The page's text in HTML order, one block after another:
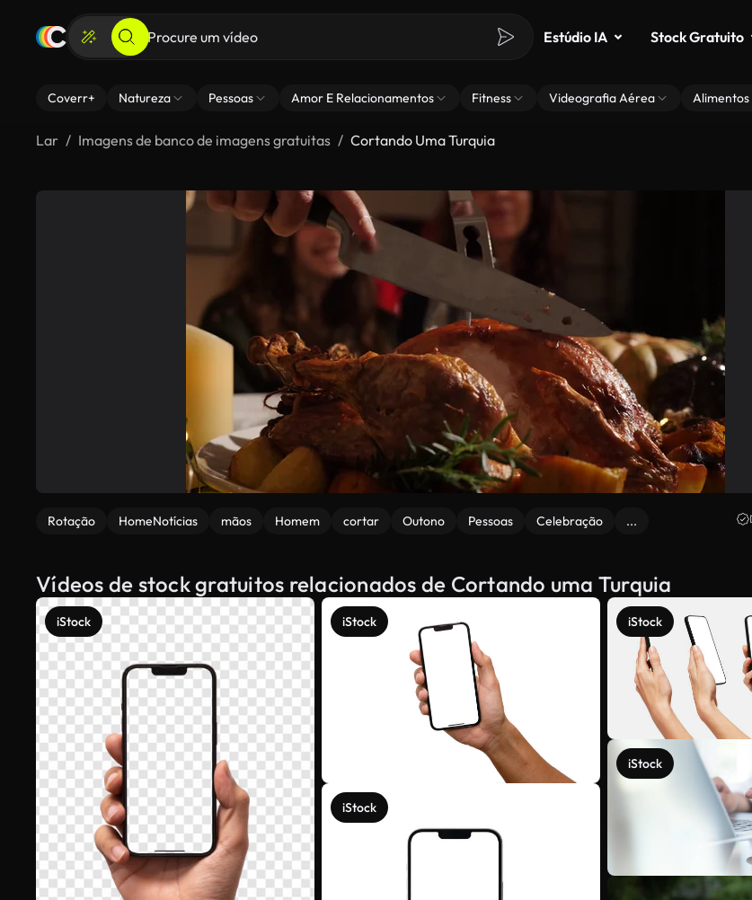
Estúdio IA Stock Gratuito
Coverr+ Natureza Pessoas Amor E Relacionamentos Fitness Videografia Aérea Alimentos
Lar Imagens de banco de imagens gratuitas Cortando Uma Turquia
Rotação HomeNotícias mãos Homem cortar Outono Pessoas Celebração ...
Vídeos de stock gratuitos relacionados de Cortando uma Turquia
iStock iStock
iStock
iStock
iStock